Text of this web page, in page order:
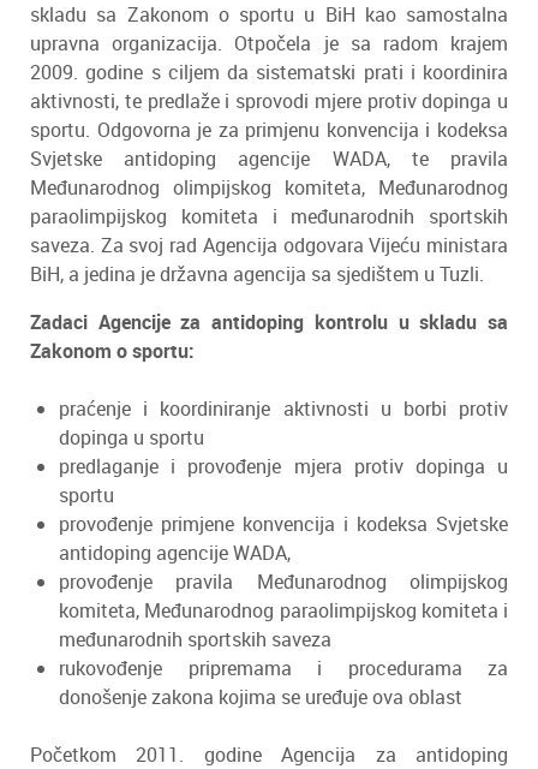
skladu sa Zakonom o sportu u BiH kao samostalna
upravna organizacija. Otpočela je sa radom krajem
2009. godine s ciljem da sistematski prati i koordinira
aktivnosti, te predlaže i sprovodi mjere protiv dopinga u
sportu. Odgovorna je za primjenu konvencija i kodeksa
Svjetske antidoping agencije WADA, te pravila
Međunarodnog olimpijskog komiteta, Međunarodnog
paraolimpijskog komiteta i međunarodnih sportskih
saveza. Za svoj rad Agencija odgovara Vijeću ministara
BiH, a jedina je državna agencija sa sjedištem u Tuzli.
Zadaci Agencije za antidoping kontrolu u skladu sa
Zakonom o sportu:
praćenje i koordiniranje aktivnosti u borbi protiv
dopinga u sportu
predlaganje i provođenje mjera protiv dopinga u
sportu
provođenje primjene konvencija i kodeksa Svjetske
antidoping agencije WADA,
provođenje pravila Međunarodnog olimpijskog
komiteta, Međunarodnog paraolimpijskog komiteta i
međunarodnih sportskih saveza
rukovođenje pripremama i procedurama za
donošenje zakona kojima se uređuje ova oblast
Početkom 2011. godine Agencija za antidoping